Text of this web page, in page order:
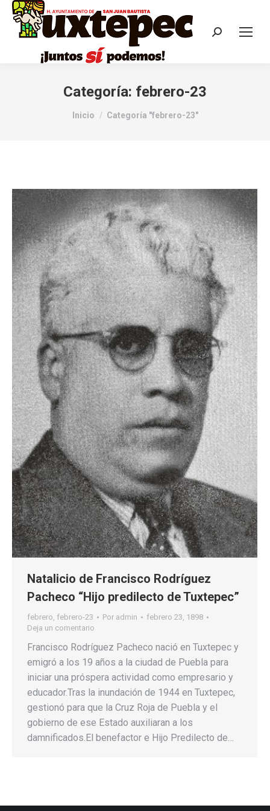
Categoría: febrero-23
Estás aquí:
Inicio Categoría "febrero-23"
Natalicio de Francisco Rodríguez
Pacheco “Hijo predilecto de Tuxtepec”
febrero febrero-23 Por admin
febrero 23, 1898
Deja un comentario
Francisco Rodríguez Pacheco nació en Tuxtepec y
emigró a los 19 años a la ciudad de Puebla para
iniciar una próspera actividad como empresario y
educador.Tras la inundación de 1944 en Tuxtepec,
gestionó para que la Cruz Roja de Puebla y el
gobierno de ese Estado auxiliaran a los
damnificados.El benefactor e Hijo Predilecto de…